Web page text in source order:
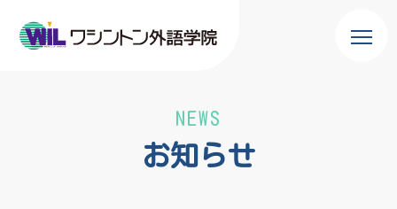
お知らせ
NEWS